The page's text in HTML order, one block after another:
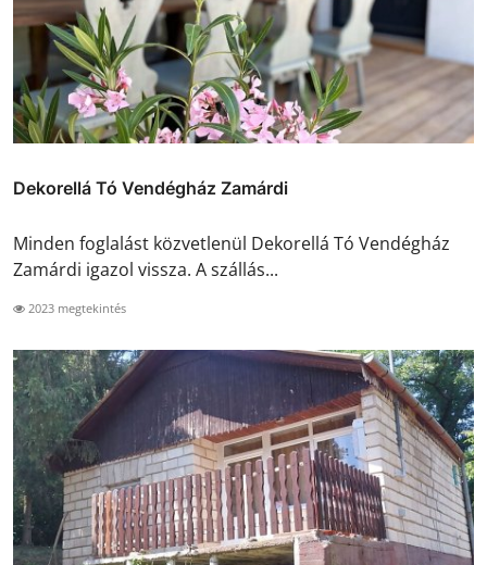
Dekorellá Tó Vendégház Zamárdi
Minden foglalást közvetlenül Dekorellá Tó Vendégház
Zamárdi igazol vissza. A szállás...
2023 megtekintés